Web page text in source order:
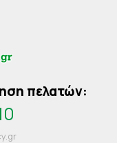
πελατών: